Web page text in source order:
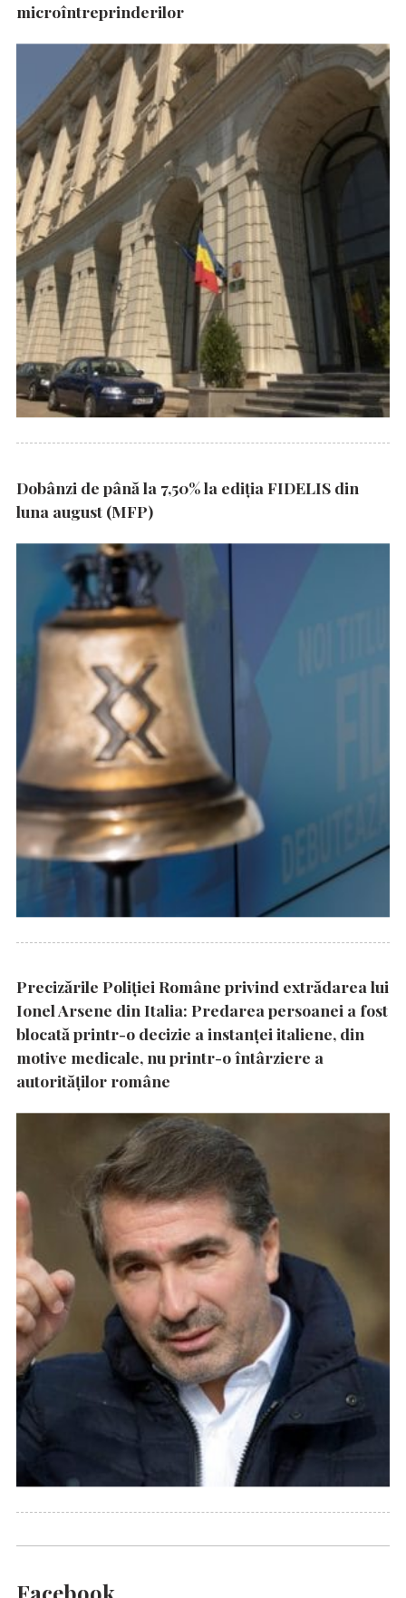
microîntreprinderilor
Dobânzi de până la 7,50% la ediția FIDELIS din
luna august (MFP)
Precizările Poliţiei Române privind extrădarea lui
Ionel Arsene din Italia: Predarea persoanei a fost
blocată printr-o decizie a instanţei italiene, din
motive medicale, nu printr-o întârziere a
autorităţilor române